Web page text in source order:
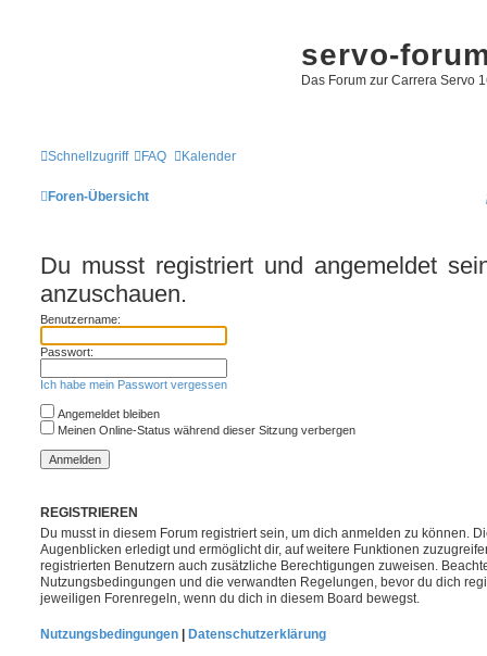
servo-
Das Forum zur Carrera Servo
Schnellzugriff FAQ Kalender
Foren-Übersicht
Du musst registriert und angemeldet
anzuschauen.
Benutzername:
Passwort:
Ich habe mein Passwort vergessen
Angemeldet bleiben
Meinen Online-Status während dieser Sitzung verbergen
REGISTRIEREN
Du musst in diesem Forum registriert sein, um dich anmelden zu können.
Augenblicken erledigt und ermöglicht dir, auf weitere Funktionen
registrierten Benutzern auch zusätzliche Berechtigungen zuweisen.
Nutzungsbedingungen und die verwandten Regelungen, bevor du dich
jeweiligen Forenregeln, wenn du dich in diesem Board bewegst.
Nutzungsbedingungen Datenschutzerklärung